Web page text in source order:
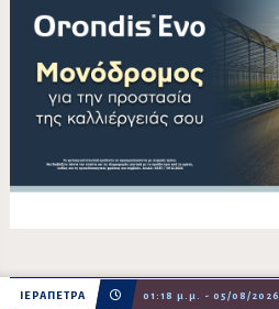
ΙΕΡΑΠΕΤΡΑ 01:18 μ.μ. - 05/08/2026